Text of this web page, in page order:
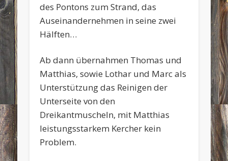
des Pontons zum Strand, das
Auseinandernehmen in seine zwei
Hälften…
Ab dann übernahmen Thomas und
Matthias, sowie Lothar und Marc als
Unterstützung das Reinigen der
Unterseite von den
Dreikantmuscheln, mit Matthias
leistungsstarkem Kercher kein
Problem.